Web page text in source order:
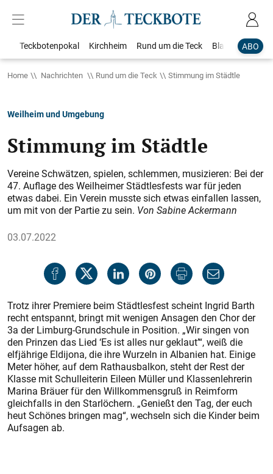
ABO
Teckbotenpokal Kirchheim Rund um die Teck Blaulicht
Home Nachrichten Rund um die Teck Stimmung im Städtle
Weilheim und Umgebung
Stimmung im Städtle
Vereine Schwätzen, spielen, schlemmen, musizieren: Bei der
47. Auflage des Weilheimer Städtlesfests war für jeden
etwas dabei. Ein Verein musste sich etwas einfallen lassen,
um mit von der Partie zu sein. Von Sabine Ackermann
03.07.2022
Trotz ihrer Premiere beim Städtlesfest scheint Ingrid Barth
recht entspannt, bringt mit wenigen Ansagen den Chor der
3a der Limburg-Grundschule in Position. „Wir singen von
den Prinzen das Lied ‘Es ist alles nur geklaut’“, weiß die
elfjährige Eldijona, die ihre Wurzeln in Albanien hat. Einige
Meter höher, auf dem Rathausbalkon, steht der Rest der
Klasse mit Schulleiterin Eileen Müller und Klassenlehrerin
Marina Bräuer für den Willkommensgruß in Reimform
gleichfalls in den Starlöchern. „Genießt den Tag, der euch
heut Schönes bringen mag“, wechseln sich die Kinder beim
Aufsagen ab.